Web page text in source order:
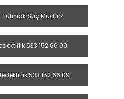
Tutmak Suç Mudur?
533 152 66 09
533 152 66 09